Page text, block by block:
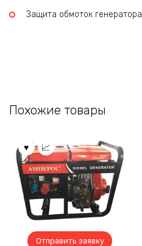
Защита обмоток генератора
Похожие товары
Отправить заявку